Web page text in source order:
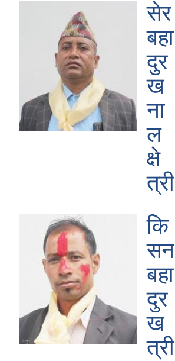
सेर
बहा
दुर
ख
ना
ल
क्षे
त्री
कि
सन
बहा
दुर
ख
त्री